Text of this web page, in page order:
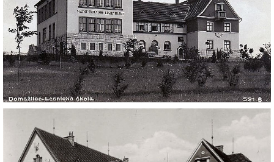
ODKAZY
O NÁS
DŮL NA SLÍDU (NA KOLE)